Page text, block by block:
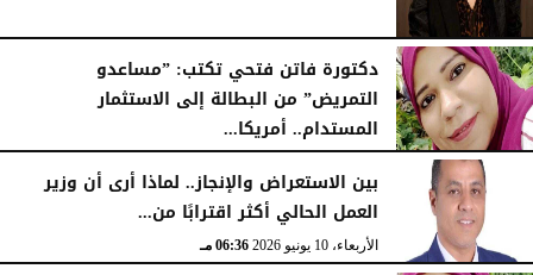
دكتورة فاتن فتحي تكتب: ”مساعدو
التمريض” من البطالة إلى الاستثمار
المستدام.. أمريكا...
الأربعاء، 17 يونيو 2026
بين الاستعراض والإنجاز.. لماذا أرى أن وزير
العمل الحالي أكثر اقترابًا من...
الأربعاء، 10 يونيو 2026 06:36 مـ